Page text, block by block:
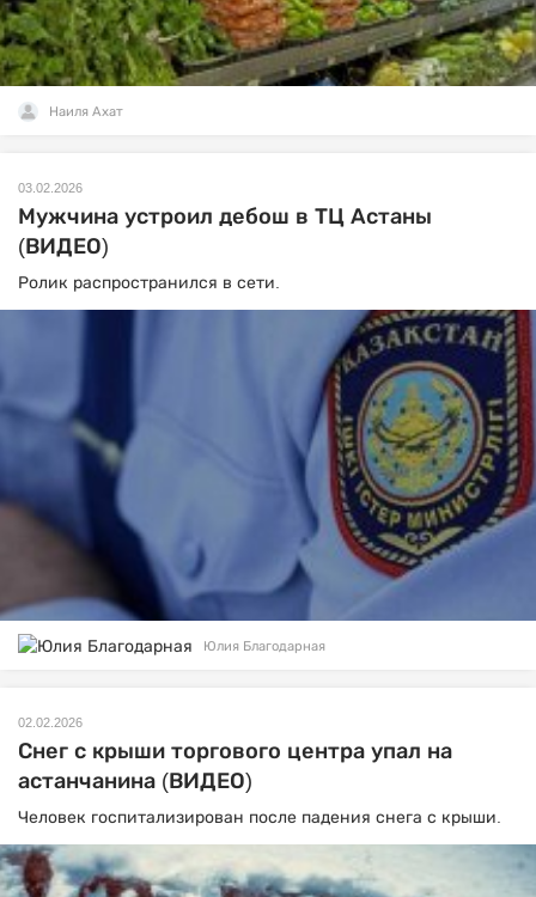
Наиля Ахат
03.02.2026
Мужчина устроил дебош в ТЦ Астаны
(ВИДЕО)
Ролик распространился в сети.
Юлия Благодарная
02.02.2026
Снег с крыши торгового центра упал на
астанчанина (ВИДЕО)
Человек госпитализирован после падения снега с крыши.